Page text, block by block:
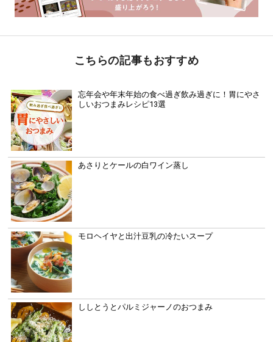
こちらの記事もおすすめ
忘年会や年末年始の食べ過ぎ飲み過ぎに！胃にやさ
しいおつまみレシピ13選
あさりとケールの白ワイン蒸し
モロヘイヤと出汁豆乳の冷たいスープ
ししとうとパルミジャーノのおつまみ